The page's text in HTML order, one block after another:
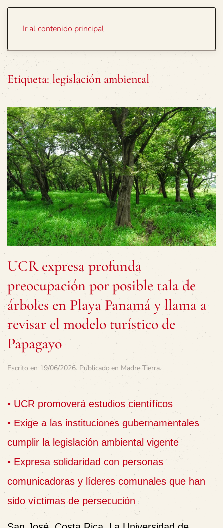
Ir al contenido principal
Etiqueta: legislación ambiental
UCR expresa profunda
preocupación por posible tala de
árboles en Playa Panamá y llama a
revisar el modelo turístico de
Papagayo
Escrito en 19/06/2026. Publicado en Madre Tierra.
• UCR promoverá estudios científicos
• Exige a las instituciones gubernamentales
cumplir la legislación ambiental vigente
• Expresa solidaridad con personas
comunicadoras y líderes comunales que han
sido víctimas de persecución